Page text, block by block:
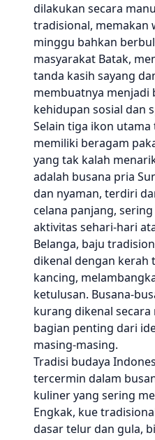
dilakukan secara
tradisional, memakan
minggu bahkan
masyarakat Batak,
tanda kasih sayang
membuatnya menjadi
kehidupan sosial dan
Selain tiga ikon
memiliki beragam
yang tak kalah
adalah busana pria
dan nyaman, terdiri
celana panjang,
aktivitas sehari-hari
Belanga, baju
dikenal dengan kerah
kancing,
ketulusan. Busana-
kurang dikenal
bagian penting dari
masing-masing.
Tradisi budaya
tercermin dalam
kuliner yang sering
Engkak, kue
dasar telur dan gula,